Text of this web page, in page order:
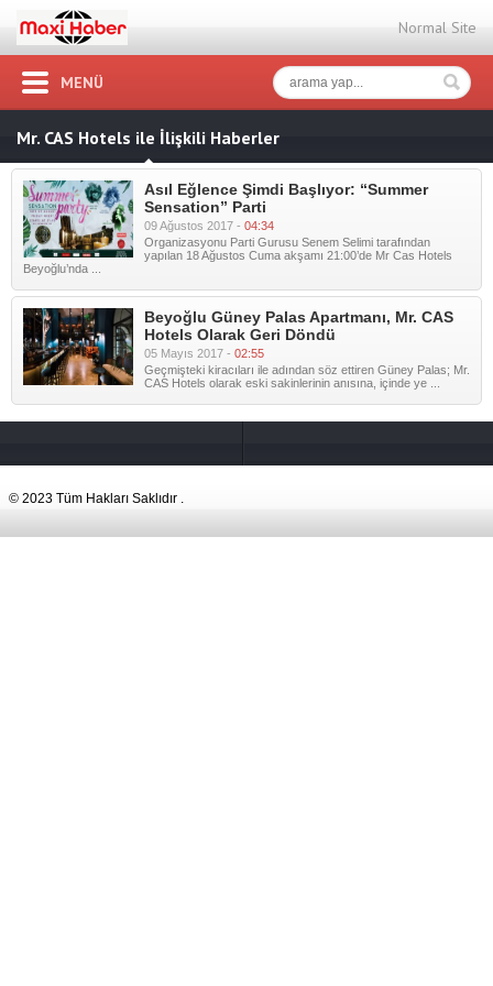
Normal Site
MENÜ
Mr. CAS Hotels ile İlişkili Haberler
Asıl Eğlence Şimdi Başlıyor: “Summer
Sensation” Parti
09 Ağustos 2017 - 04:34
Organizasyonu Parti Gurusu Senem Selimi tarafından
yapılan 18 Ağustos Cuma akşamı 21:00’de Mr Cas Hotels
Beyoğlu’nda ...
Beyoğlu Güney Palas Apartmanı, Mr. CAS
Hotels Olarak Geri Döndü
05 Mayıs 2017 - 02:55
Geçmişteki kiracıları ile adından söz ettiren Güney Palas; Mr.
CAS Hotels olarak eski sakinlerinin anısına, içinde ye ...
© 2023 Tüm Hakları Saklıdır .